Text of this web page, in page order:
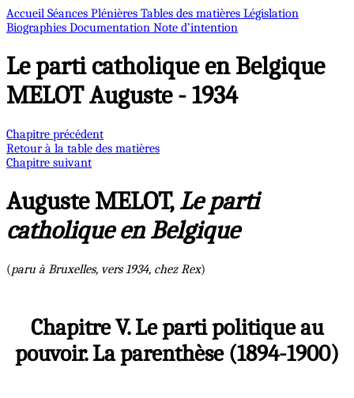
Accueil Séances Plénières Tables des matières Législation
Biographies Documentation Note d’intention
Le parti catholique en Belgique
MELOT Auguste - 1934
Chapitre précédent
Retour à la table des matières
Chapitre suivant
Auguste MELOT,Le parti
catholique en Belgique
(paru à Bruxelles, vers 1934, chez Rex)
Chapitre V. Le parti politique au
pouvoir. La parenthèse (1894-1900)